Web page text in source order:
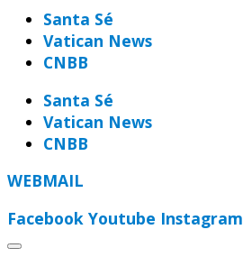
Santa Sé
Vatican News
CNBB
Santa Sé
Vatican News
CNBB
WEBMAIL
Facebook Youtube Instagram